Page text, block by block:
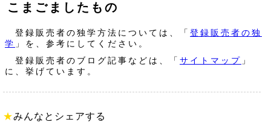
こまごましたもの
登録販売者の独学方法については、「 登録販売者の独
学 」を、参考にしてください。
登録販売者のブログ記事などは、「 サイトマップ 」
に、挙げています。
★みんなとシェアする